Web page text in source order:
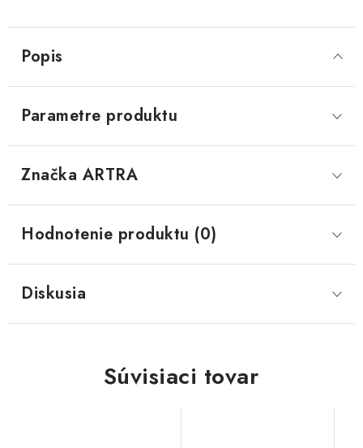
Popis
Parametre produktu
Značka ARTRA
Hodnotenie produktu (0)
Diskusia
Súvisiaci tovar